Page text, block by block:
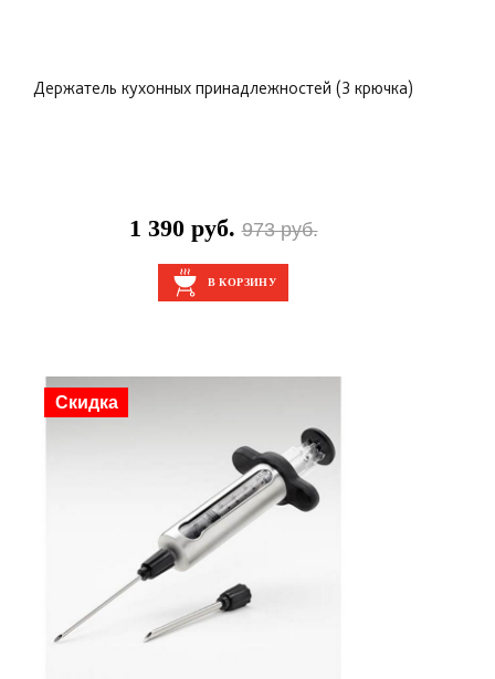
Держатель кухонных принадлежностей (3 крючка)
1 390 руб.973 руб.
В КОРЗИНУ
Скидка